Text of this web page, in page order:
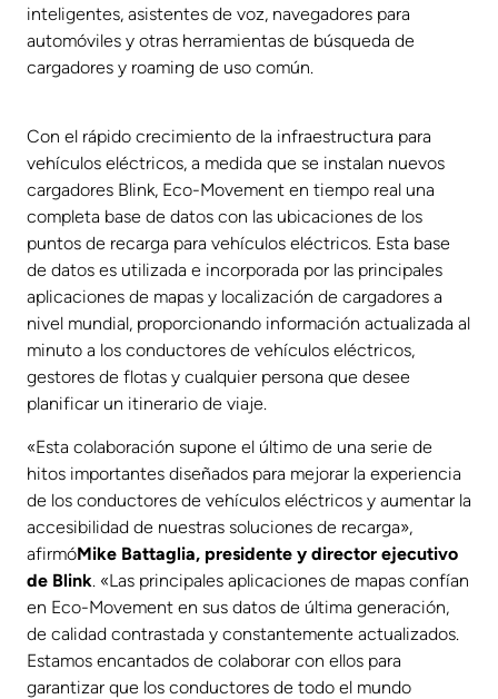
inteligentes, asistentes de voz, navegadores para
automóviles y otras herramientas de búsqueda de
cargadores y roaming de uso común.
Con el rápido crecimiento de la infraestructura para
vehículos eléctricos, a medida que se instalan nuevos
cargadores Blink, Eco-Movement en tiempo real una
completa base de datos con las ubicaciones de los
puntos de recarga para vehículos eléctricos. Esta base
de datos es utilizada e incorporada por las principales
aplicaciones de mapas y localización de cargadores a
nivel mundial, proporcionando información actualizada al
minuto a los conductores de vehículos eléctricos,
gestores de flotas y cualquier persona que desee
planificar un itinerario de viaje.
«Esta colaboración supone el último de una serie de
hitos importantes diseñados para mejorar la experiencia
de los conductores de vehículos eléctricos y aumentar la
accesibilidad de nuestras soluciones de recarga»,
afirmóMike Battaglia, presidente y director ejecutivo
de Blink. «Las principales aplicaciones de mapas confían
en Eco-Movement en sus datos de última generación,
de calidad contrastada y constantemente actualizados.
Estamos encantados de colaborar con ellos para
garantizar que los conductores de todo el mundo